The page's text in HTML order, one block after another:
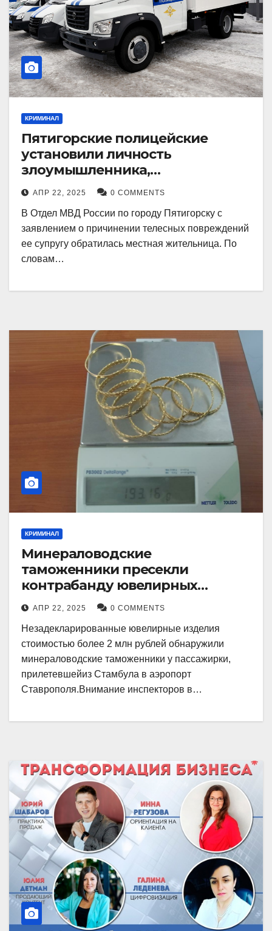
КРИМИНАЛ
Пятигорские полицейские
установили личность
злоумышленника,
причинившего телесные
повреждения местному жителю
АПР 22, 2025 0 COMMENTS
В Отдел МВД России по городу Пятигорску с
заявлением о причинении телесных повреждений
ее супругу обратилась местная жительница. По
словам…
КРИМИНАЛ
Минераловодские
таможенники пресекли
контрабанду ювелирных
изделий на 2 млн рублей
АПР 22, 2025 0 COMMENTS
Незадекларированные ювелирные изделия
стоимостью более 2 млн рублей обнаружили
минераловодские таможенники у пассажирки,
прилетевшейиз Стамбула в аэропорт
Ставрополя.Внимание инспекторов в…